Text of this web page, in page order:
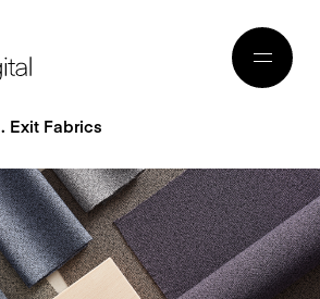
. Exit Fabrics